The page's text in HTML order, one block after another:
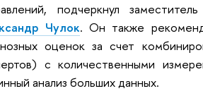
подчеркнул
Чулок. Он также
оценок за счет
с количественными
анализ больших данных.